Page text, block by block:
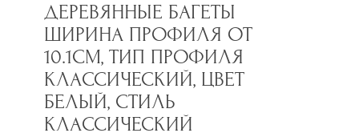
ДЕРЕВЯННЫЕ БАГЕТЫ
ШИРИНА ПРОФИЛЯ ОТ
10.1СМ, ТИП ПРОФИЛЯ
КЛАССИЧЕСКИЙ, ЦВЕТ
БЕЛЫЙ, СТИЛЬ
КЛАССИЧЕСКИЙ